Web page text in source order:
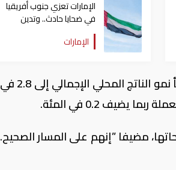
الإمارات تعزي جنوب أفريقيا
في ضحايا حادث.. وتدين
الهجوم العدواني على
الكويت
الإمارات
وتابع أن النمو في 2018 سيكون إيجابيا أيضا. ويتوقع المغرب أن يتباطأ نمو الناتج المحلي الإجمالي إلى 2.8 في
0.2 في المئة.
مضيفا ”إنهم على المسار الصحيح.